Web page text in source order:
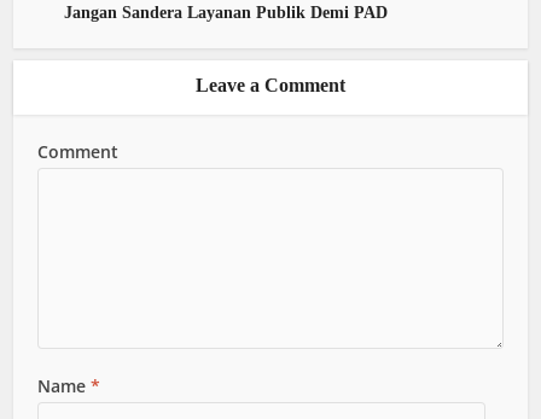
Jangan Sandera Layanan Publik Demi PAD
Leave a Comment
Comment
Name*